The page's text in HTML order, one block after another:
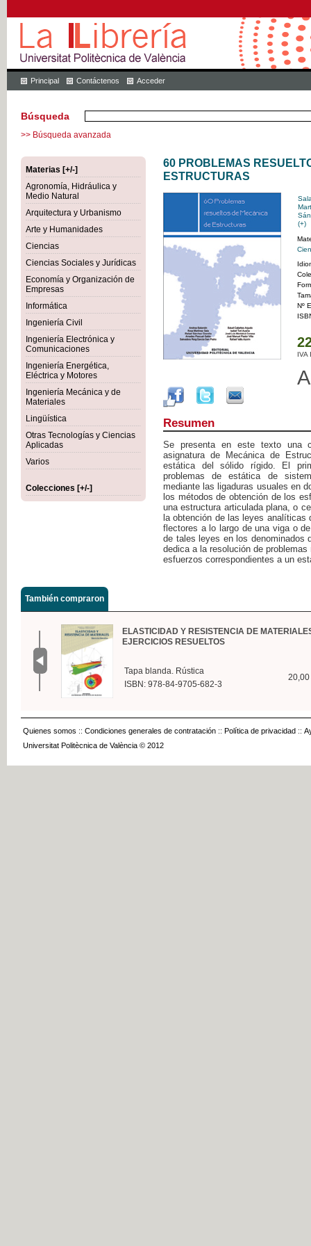
Principal Contáctenos Acceder
Búsqueda
>> Búsqueda avanzada
Materias [+/-]
Agronomía, Hidráulica y
Medio Natural
Arquitectura y Urbanismo
Arte y Humanidades
Ciencias
Ciencias Sociales y Jurídicas
Economía y Organización de
Empresas
Informática
Ingeniería Civil
Ingeniería Electrónica y
Comunicaciones
Ingeniería Energética,
Eléctrica y Motores
Ingeniería Mecánica y de
Materiales
Lingüística
Otras Tecnologías y Ciencias
Aplicadas
Varios
Colecciones [+/-]
60 PROBLEMAS
ESTRUCTURAS
(+)
Nº
IVA
Resumen
Se presenta en este texto una
asignatura de Mecánica de
estática del sólido rígido. El
problemas de estática de
mediante las ligaduras usuales en
los métodos de obtención de los
una estructura articulada plana, o
la obtención de las leyes
flectores a lo largo de una viga o
de tales leyes en los denominados
dedica a la resolución de
esfuerzos correspondientes a un
También compraron
ELASTICIDAD Y RESISTENCIA DE
EJERCICIOS RESUELTOS
Tapa blanda. Rústica
ISBN: 978-84-9705-682-3
20,00
Quienes somos :: Condiciones generales de contratación :: Política de privacidad ::
Universitat Politècnica de València © 2012